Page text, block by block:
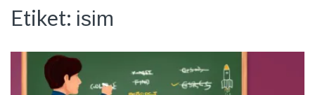
Etiket: isim